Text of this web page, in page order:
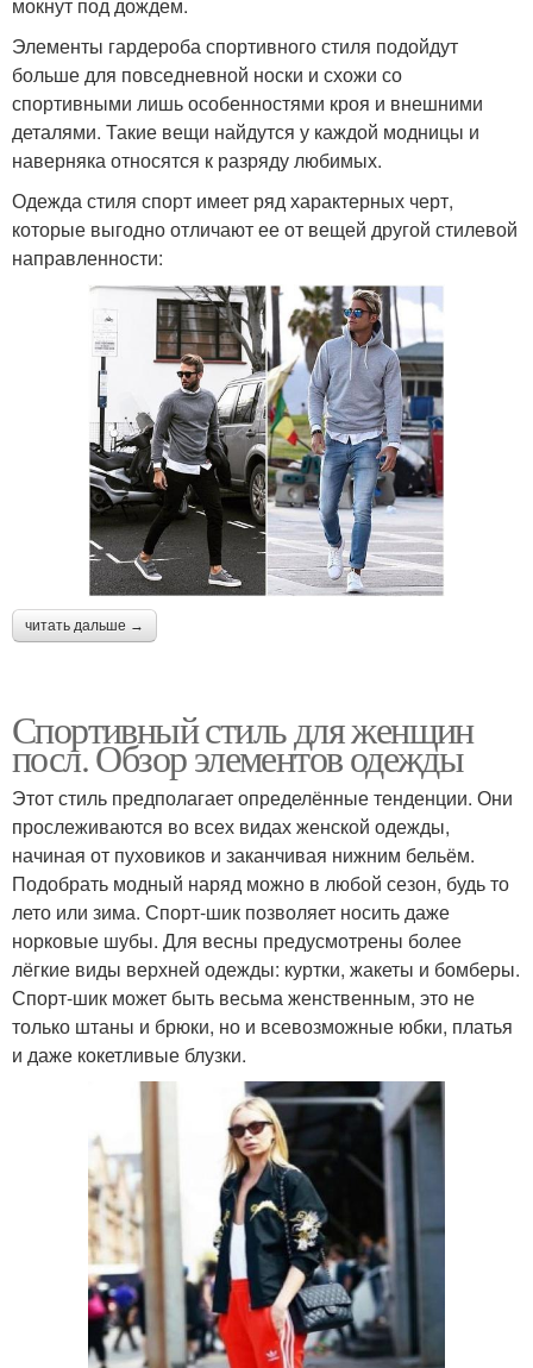
мокнут под дождем.
Элементы гардероба спортивного стиля подойдут
больше для повседневной носки и схожи со
спортивными лишь особенностями кроя и внешними
деталями. Такие вещи найдутся у каждой модницы и
наверняка относятся к разряду любимых.
Одежда стиля спорт имеет ряд характерных черт,
которые выгодно отличают ее от вещей другой стилевой
направленности:
читать дальше →
Спортивный стиль для женщин
посл. Обзор элементов одежды
Этот стиль предполагает определённые тенденции. Они
прослеживаются во всех видах женской одежды,
начиная от пуховиков и заканчивая нижним бельём.
Подобрать модный наряд можно в любой сезон, будь то
лето или зима. Спорт-шик позволяет носить даже
норковые шубы. Для весны предусмотрены более
лёгкие виды верхней одежды: куртки, жакеты и бомберы.
Спорт-шик может быть весьма женственным, это не
только штаны и брюки, но и всевозможные юбки, платья
и даже кокетливые блузки.